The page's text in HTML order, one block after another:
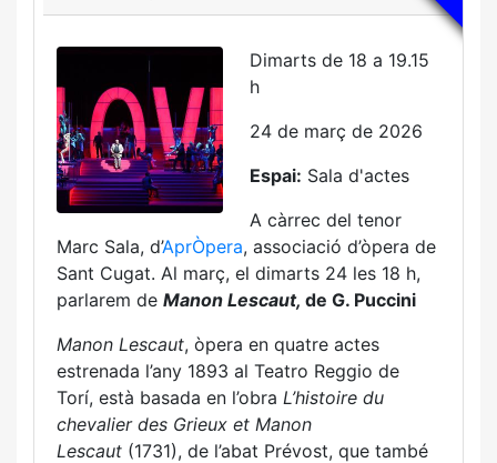
Dimarts de 18 a 19.15
h
24 de març de 2026
Espai: Sala d'actes
A càrrec del tenor
Marc Sala, d’AprÒpera, associació d’òpera de
Sant Cugat. Al març, el dimarts 24 les 18 h,
parlarem de Manon Lescaut, de G. Puccini
Manon Lescaut, òpera en quatre actes
estrenada l’any 1893 al Teatro Reggio de
Torí, està basada en l’obra L’histoire du
chevalier des Grieux et Manon
Lescaut (1731), de l’abat Prévost, que també